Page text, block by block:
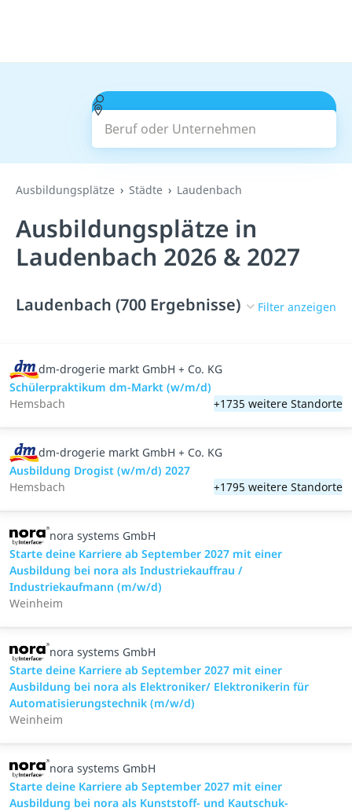
Beruf oder Unternehmen
Suchen
Ausbildungsplätze Städte Laudenbach
Ausbildungsplätze in
Laudenbach 2026 & 2027
Laudenbach (700 Ergebnisse) Filter anzeigen
dm-drogerie markt GmbH + Co. KG
Schülerpraktikum dm-Markt (w/m/d)
Hemsbach
+1735 weitere Standorte
dm-drogerie markt GmbH + Co. KG
Ausbildung Drogist (w/m/d) 2027
Hemsbach
+1795 weitere Standorte
nora systems GmbH
Starte deine Karriere ab September 2027 mit einer
Ausbildung bei nora als Industriekauffrau /
Industriekaufmann (m/w/d)
Weinheim
nora systems GmbH
Starte deine Karriere ab September 2027 mit einer
Ausbildung bei nora als Elektroniker/ Elektronikerin für
Automatisierungstechnik (m/w/d)
Weinheim
nora systems GmbH
Starte deine Karriere ab September 2027 mit einer
Ausbildung bei nora als Kunststoff- und Kautschuk-